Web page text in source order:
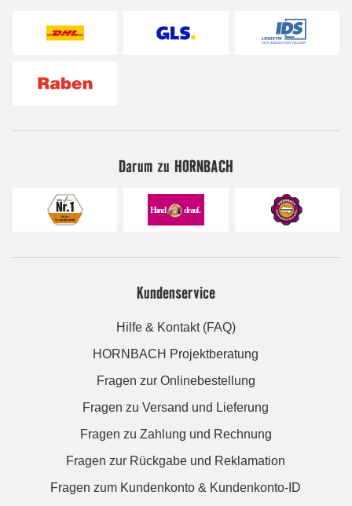
Darum zu HORNBACH
Kundenservice
Hilfe & Kontakt (FAQ)
HORNBACH Projektberatung
Fragen zur Onlinebestellung
Fragen zu Versand und Lieferung
Fragen zu Zahlung und Rechnung
Fragen zur Rückgabe und Reklamation
Fragen zum Kundenkonto & Kundenkonto-ID